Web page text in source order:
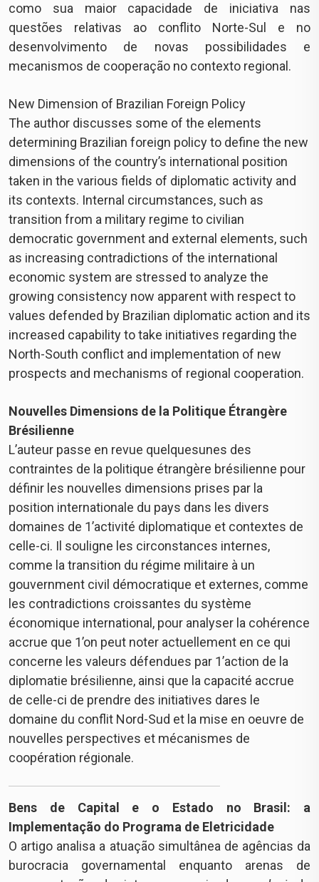
como sua maior capacidade de iniciativa nas
questões relativas ao conflito Norte-Sul e no
desenvolvimento de novas possibilidades e
mecanismos de cooperação no contexto regional.
New Dimension of Brazilian Foreign Policy
The author discusses some of the elements
determining Brazilian foreign policy to define the new
dimensions of the country’s international position
taken in the various fields of diplomatic activity and
its contexts. Internal circumstances, such as
transition from a military regime to civilian
democratic government and external elements, such
as increasing contradictions of the international
economic system are stressed to analyze the
growing consistency now apparent with respect to
values defended by Brazilian diplomatic action and its
increased capability to take initiatives regarding the
North-South conflict and implementation of new
prospects and mechanisms of regional cooperation.
Nouvelles Dimensions de la Politique Étrangère
Brésilienne
L’auteur passe en revue quelquesunes des
contraintes de la politique étrangère brésilienne pour
définir les nouvelles dimensions prises par la
position internationale du pays dans les divers
domaines de 1’activité diplomatique et contextes de
celle-ci. Il souligne les circonstances internes,
comme la transition du régime militaire à un
gouvernment civil démocratique et externes, comme
les contradictions croissantes du système
économique international, pour analyser la cohérence
accrue que 1’on peut noter actuellement en ce qui
concerne les valeurs défendues par 1’action de la
diplomatie brésilienne, ainsi que la capacité accrue
de celle-ci de prendre des initiatives dares le
domaine du conflit Nord-Sud et la mise en oeuvre de
nouvelles perspectives et mécanismes de
coopération régionale.
Bens de Capital e o Estado no Brasil: a
Implementação do Programa de Eletricidade
O artigo analisa a atuação simultânea de agências da
burocracia governamental enquanto arenas de